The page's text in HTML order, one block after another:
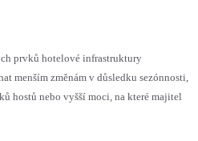
prvků hotelové infrastruktury
menším změnám v důsledku sezónnosti,
hostů nebo vyšší moci, na které majitel